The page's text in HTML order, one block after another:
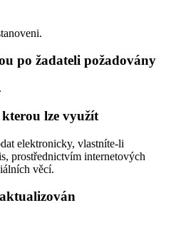
po žadateli požadovány
lze využít
elektronicky, vlastníte-li
prostřednictvím internetových
věcí.